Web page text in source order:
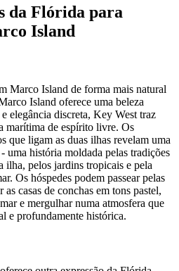
da Flórida para
Island
Marco Island de forma mais natural
Island oferece uma beleza
elegância discreta, Key West traz
marítima de espírito livre. Os
que ligam as duas ilhas revelam uma
uma história moldada pelas tradições
ilha, pelos jardins tropicais e pela
Os hóspedes podem passear pelas
casas de conchas em tons pastel,
e mergulhar numa atmosfera que
e profundamente histórica.